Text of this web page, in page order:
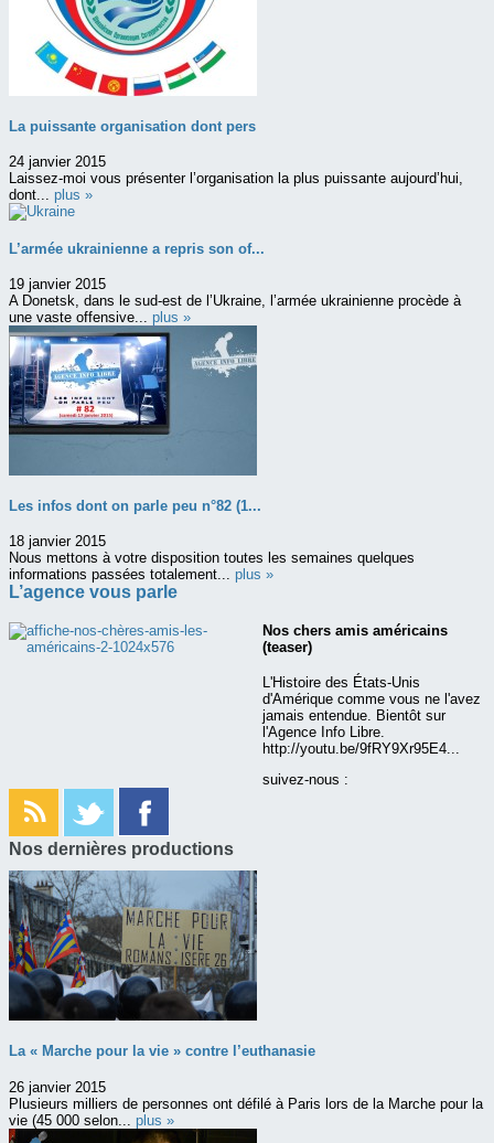
La puissante organisation dont pers
24 janvier 2015
Laissez-moi vous présenter l’organisation la plus puissante aujourd’hui,
dont... plus »
L’armée ukrainienne a repris son of...
19 janvier 2015
A Donetsk, dans le sud-est de l’Ukraine, l’armée ukrainienne procède à
une vaste offensive... plus »
Les infos dont on parle peu n°82 (1...
18 janvier 2015
Nous mettons à votre disposition toutes les semaines quelques
informations passées totalement... plus »
L’agence vous parle
Nos chers amis américains
(teaser)
L'Histoire des États-Unis
d'Amérique comme vous ne l'avez
jamais entendue. Bientôt sur
l'Agence Info Libre.
http://youtu.be/9fRY9Xr95E4...
suivez-nous :
Nos dernières productions
La « Marche pour la vie » contre l’euthanasie
26 janvier 2015
Plusieurs milliers de personnes ont défilé à Paris lors de la Marche pour la
vie (45 000 selon... plus »